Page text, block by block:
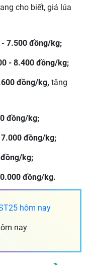
cho biết, giá lúa
7.500 đồng/kg;
- 8.400 đồng/kg;
đồng/kg, tăng
đồng/kg;
đồng/kg;
kg;
đồng/kg.
hôm nay
nay